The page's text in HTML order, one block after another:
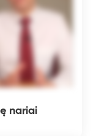
nariai